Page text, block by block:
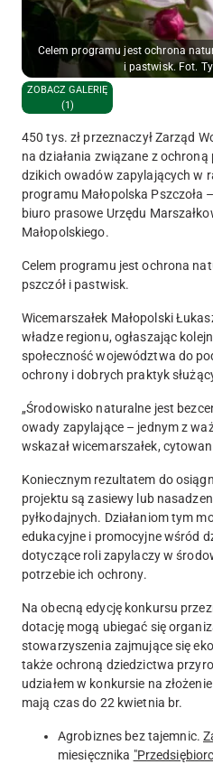
Celem programu jest ochrona
i pastwisk. Fot.
ZOBACZ GALERIĘ
(1)
450 tys. zł przeznaczył Zarząd
na działania związane z ochroną
dzikich owadów zapylających w
programu Małopolska Pszczoła
biuro prasowe Urzędu
Małopolskiego.
Celem programu jest ochrona
pszczół i pastwisk.
Wicemarszałek Małopolski
władze regionu, ogłaszając
społeczność województwa do
ochrony i dobrych praktyk
„Środowisko naturalne jest
owady zapylające – jednym z
wskazał wicemarszałek,
Koniecznym rezultatem do
projektu są zasiewy lub
pyłkodajnych. Działaniom tym
edukacyjne i promocyjne wśród
dotyczące roli zapylaczy w
potrzebie ich ochrony.
Na obecną edycję konkursu
dotację mogą ubiegać się
stowarzyszenia zajmujące się
także ochroną dziedzictwa
udziałem w konkursie na
mają czas do 22 kwietnia br.
Agrobiznes bez tajemnic.
miesięcznika